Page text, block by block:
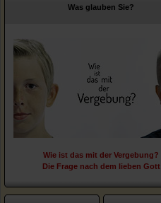
Was glauben Sie?
Wie ist das mit der Vergebung?
Die Frage nach dem lieben Gott